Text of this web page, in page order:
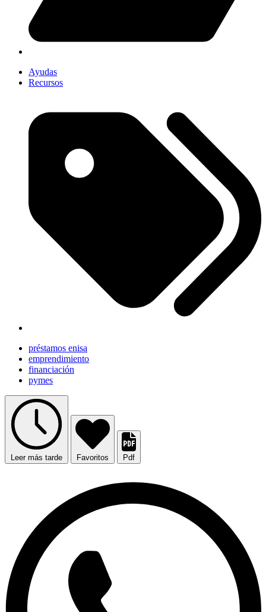
Ayudas
Recursos
préstamos enisa
emprendimiento
financiación
pymes
Leer más tarde Favoritos Pdf